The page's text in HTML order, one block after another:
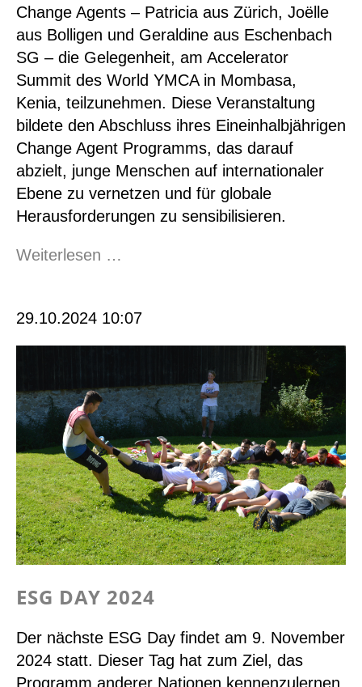
Change Agents – Patricia aus Zürich, Joëlle
aus Bolligen und Geraldine aus Eschenbach
SG – die Gelegenheit, am Accelerator
Summit des World YMCA in Mombasa,
Kenia, teilzunehmen. Diese Veranstaltung
bildete den Abschluss ihres Eineinhalbjährigen
Change Agent Programms, das darauf
abzielt, junge Menschen auf internationaler
Ebene zu vernetzen und für globale
Herausforderungen zu sensibilisieren.
Weiterlesen …
lokale
Veränderung
Die
Schweizer
Change
Agents
in
Kenia
29.10.2024 10:07
ESG DAY 2024
Der nächste ESG Day findet am 9. November
2024 statt. Dieser Tag hat zum Ziel, das
Programm anderer Nationen kennenzulernen